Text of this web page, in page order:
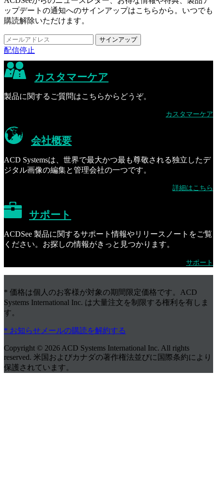
ップデートの通知へのサインアップはこちらから。いつでも
購読解除いただけます。
配信停止
カスタマーケア
製品に関するご質問はこちらからどうぞ。
カスタマーケア
会社概要
ACD Systemsは、世界で最大かつ最も尊敬される独立したデ
ジタル画像の編集と管理会社の一つです。
詳細はこちら
サポート
ACDSee 製品に関するサポート情報やリリースノートをご覧
ください。お探しの情報がきっと見つかります。
サポート
* 価格は個人のお客様が対象の期間限定価格です。ACD
Systems International Inc. は大量注文を制限する権利を有しま
す。
* お知らせメールの購読を解約する
Copyright © 2026 ACD Systems International Inc. All rights
reserved. 米国およびカナダの著作権法並びに国際条約により
保護されています。